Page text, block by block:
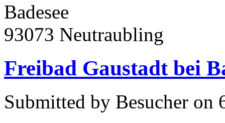
Badesee
93073 Neutraubling
Freibad Gaustadt bei
Submitted by Besucher on